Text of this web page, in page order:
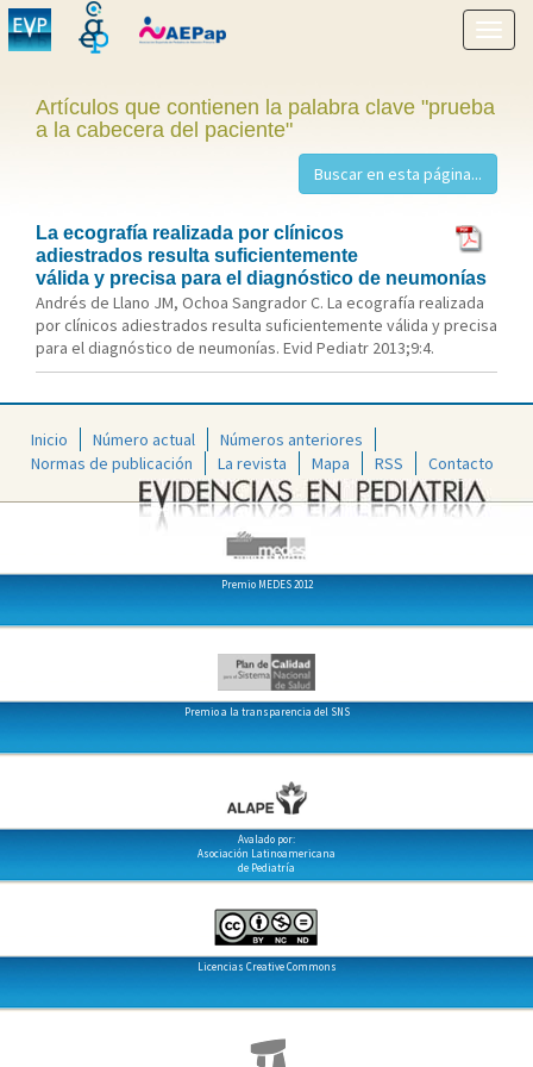
menú
Artículos que contienen la palabra clave "prueba
a la cabecera del paciente"
La ecografía realizada por clínicos
adiestrados resulta suficientemente
válida y precisa para el diagnóstico de neumonías
Andrés de Llano JM, Ochoa Sangrador C. La ecografía realizada
por clínicos adiestrados resulta suficientemente válida y precisa
para el diagnóstico de neumonías. Evid Pediatr 2013;9:4.
Inicio Número actual
Números anteriores
Normas de publicación
La revista Mapa RSS Contacto
Premio MEDES 2012
Premio a la transparencia del SNS
Avalado por:
Asociación Latinoamericana
de Pediatría
Licencias Creative Commons